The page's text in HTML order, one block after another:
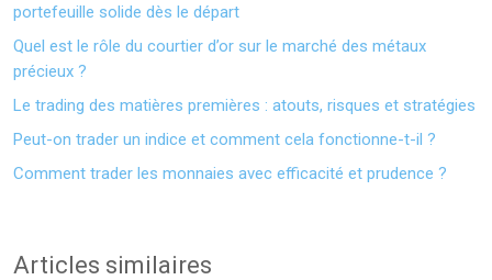
portefeuille solide dès le départ
Quel est le rôle du courtier d’or sur le marché des métaux
précieux ?
Le trading des matières premières : atouts, risques et stratégies
Peut-on trader un indice et comment cela fonctionne-t-il ?
Comment trader les monnaies avec efficacité et prudence ?
Articles similaires